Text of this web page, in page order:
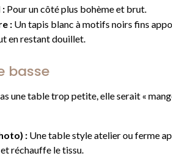
: Pour un côté plus bohème et brut.
: Un tapis blanc à motifs noirs fins
en restant douillet.
basse
une table trop petite, elle serait «
: Une table style atelier ou ferme
réchauffe le tissu.